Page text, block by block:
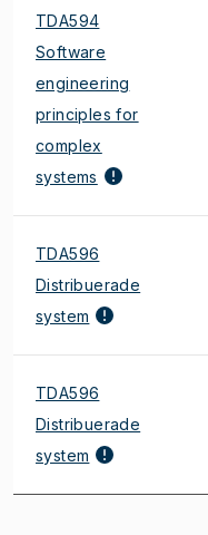
TDA594
Software
engineering
principles for
complex
systems
TDA596
Distribuerade
system
TDA596
Distribuerade
system